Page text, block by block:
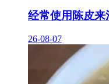
经常使用陈皮
26-08-07